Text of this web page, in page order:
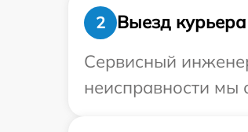
2
Выезд
Сервисный
неисправности мы